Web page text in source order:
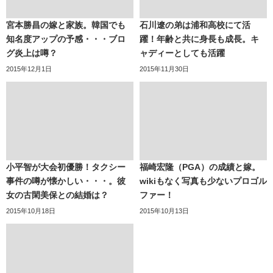
宮本勝昌の嫁と家族。韓国でも
知名度アップの予感・・・ブロ
グ炎上は噂？
2015年12月1日
石川遼の弟は浦和高校にて活
躍！年齢と共に身長も成長。キ
ャディーとしても活躍
2015年11月30日
小平智が大会初優勝！タクシー
事件の噂が懐かしい・・・。彼
女の古閑美保との結婚は？
2015年10月18日
福崎宏隆（PGA）の成績と嫁。
wikiもなく写真も少ないプロゴル
ファー！
2015年10月13日